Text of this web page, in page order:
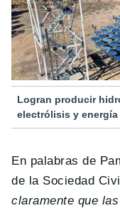
Logran producir
electrólisis y
En palabras de
de la Sociedad
claramente que las